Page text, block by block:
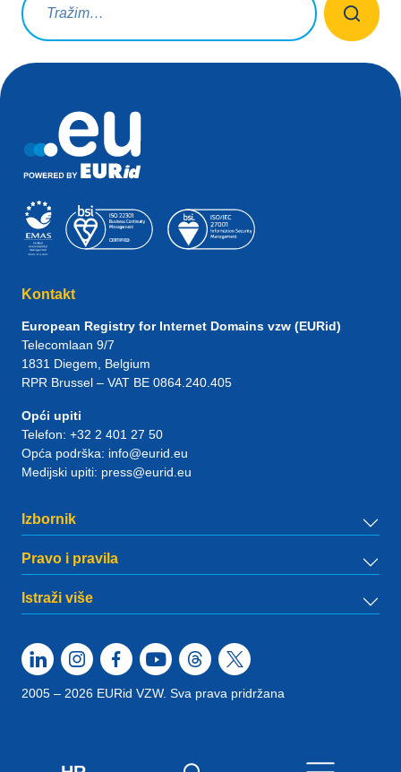
Kontakt
European Registry for Internet Domains vzw (EURid)
Telecomlaan 9/7
1831 Diegem , Belgium
RPR Brussel – VAT BE 0864.240.405
Opći upiti
Telefon: +32 2 401 27 50
Opća podrška: info@eurid.eu
Medijski upiti: press@eurid.eu
Izbornik
Pravo i pravila
Istraži više
2005 – 2026 EURid VZW. Sva prava pridržana